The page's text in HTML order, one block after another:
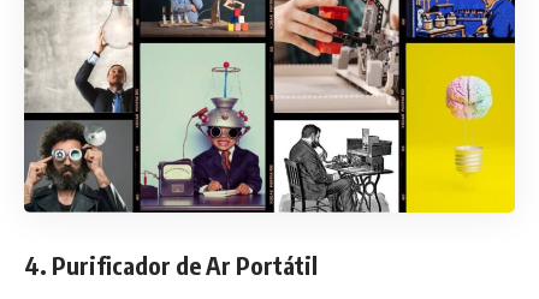
4. Purificador de Ar Portátil